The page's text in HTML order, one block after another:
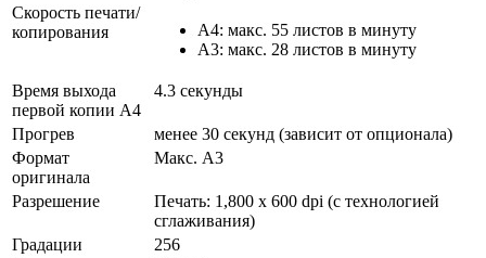
Скорость печати/
копирования
A4: макс. 55 листов в минуту
A3: макс. 28 листов в минуту
Время выхода
первой копии А4
4.3 секунды
Прогрев
менее 30 секунд (зависит от опционала)
Формат
оригинала
Макс. A3
Разрешение
Печать: 1,800 x 600 dpi (с технологией
сглаживания)
Градации
256